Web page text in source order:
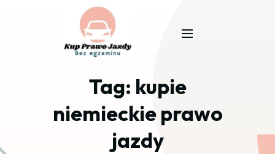
Tag: kupie
niemieckie prawo
jazdy